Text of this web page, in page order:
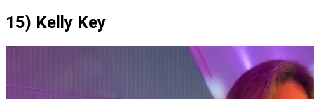
15) Kelly Key